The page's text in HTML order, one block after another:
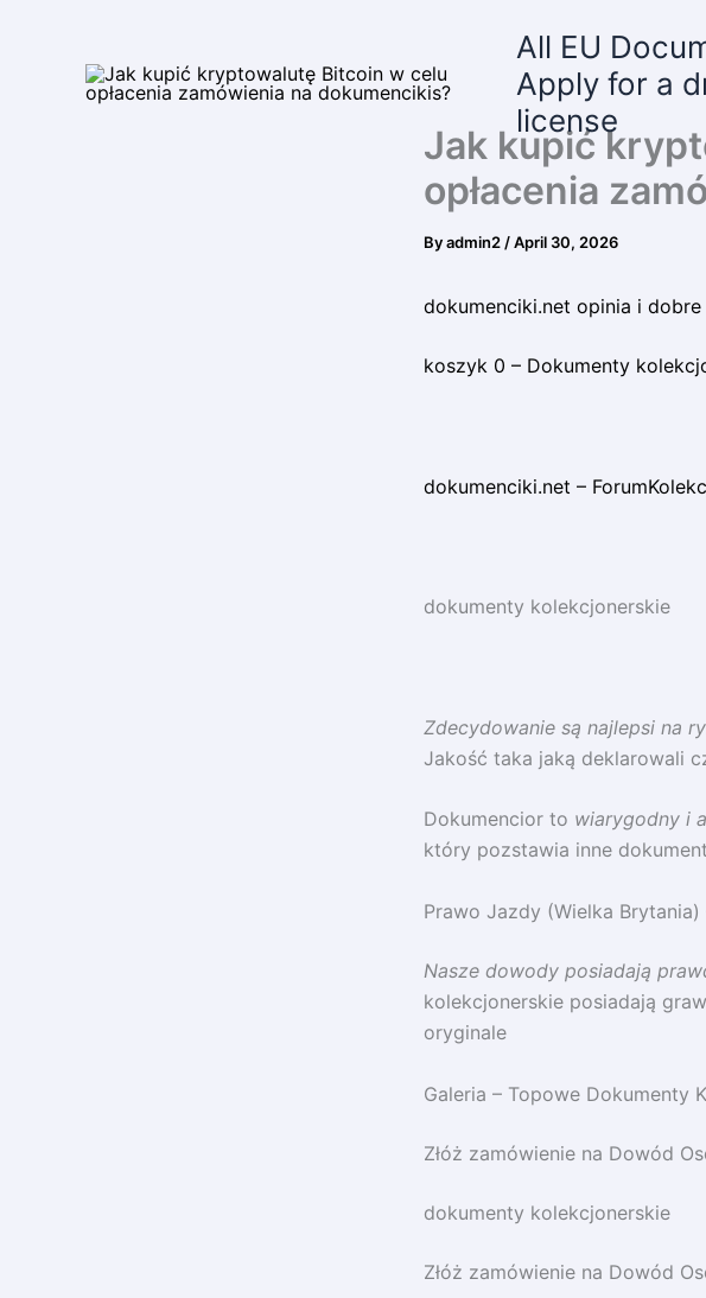
All EU
Apply for a
license
Jak kupić
opłacenia
Byadmin2 /April 30, 2026
dokumenciki.net opinia i dobre
koszyk 0 – Dokumenty
dokumenciki.net –
dokumenty kolekcjonerskie
Zdecydowanie są najlepsi na
Jakość taka jaką deklarowali
Dokumencior to wiarygodny i
który pozstawia inne
Prawo Jazdy (Wielka
Nasze dowody posiadają
kolekcjonerskie posiadają
oryginale
Galeria – Topowe Dokumenty
Złóż zamówienie na Dowód
dokumenty kolekcjonerskie
Złóż zamówienie na Dowód